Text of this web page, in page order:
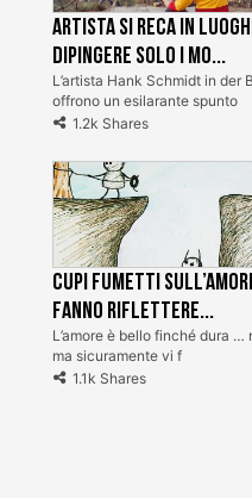
Artista si reca in
dipingere solo i mo...
L’artista Hank Schmidt in
offrono un esilarante spunto
1.2k Shares
Cupi fumetti
fanno riflettere...
L’amore è bello finché dura
ma sicuramente vi f
1.1k Shares